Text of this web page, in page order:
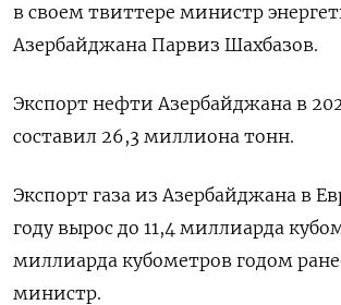
в своем твиттере министр
Азербайджана Парвиз Шахбазов.
Экспорт нефти Азербайджана в
составил 26,3 миллиона тонн.
Экспорт газа из Азербайджана в
году вырос до 11,4 миллиарда
миллиарда кубометров годом
министр.